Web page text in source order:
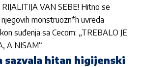
VAN SEBE! Hitno se
monstruozn*h uvreda
suđenja sa Cecom: „TREBALO JE
A NISAM“
sazvala hitan higijenski